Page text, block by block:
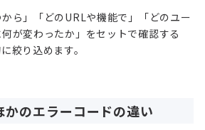
ら」「どのURLや機能で」「どのユー
が変わったか」をセットで確認する
絞り込めます。
のエラーコードの違い